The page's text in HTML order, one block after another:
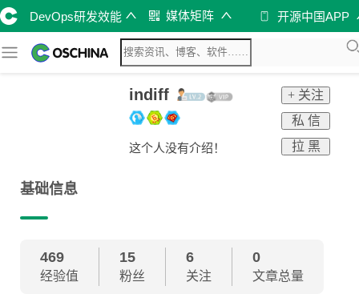
DevOps研发效能 媒体矩阵 开源中国APP
indiff
这个人没有介绍！
+ 关注
私 信
拉 黑
基础信息
469
经验值
15
粉丝
6
关注
0
文章总量